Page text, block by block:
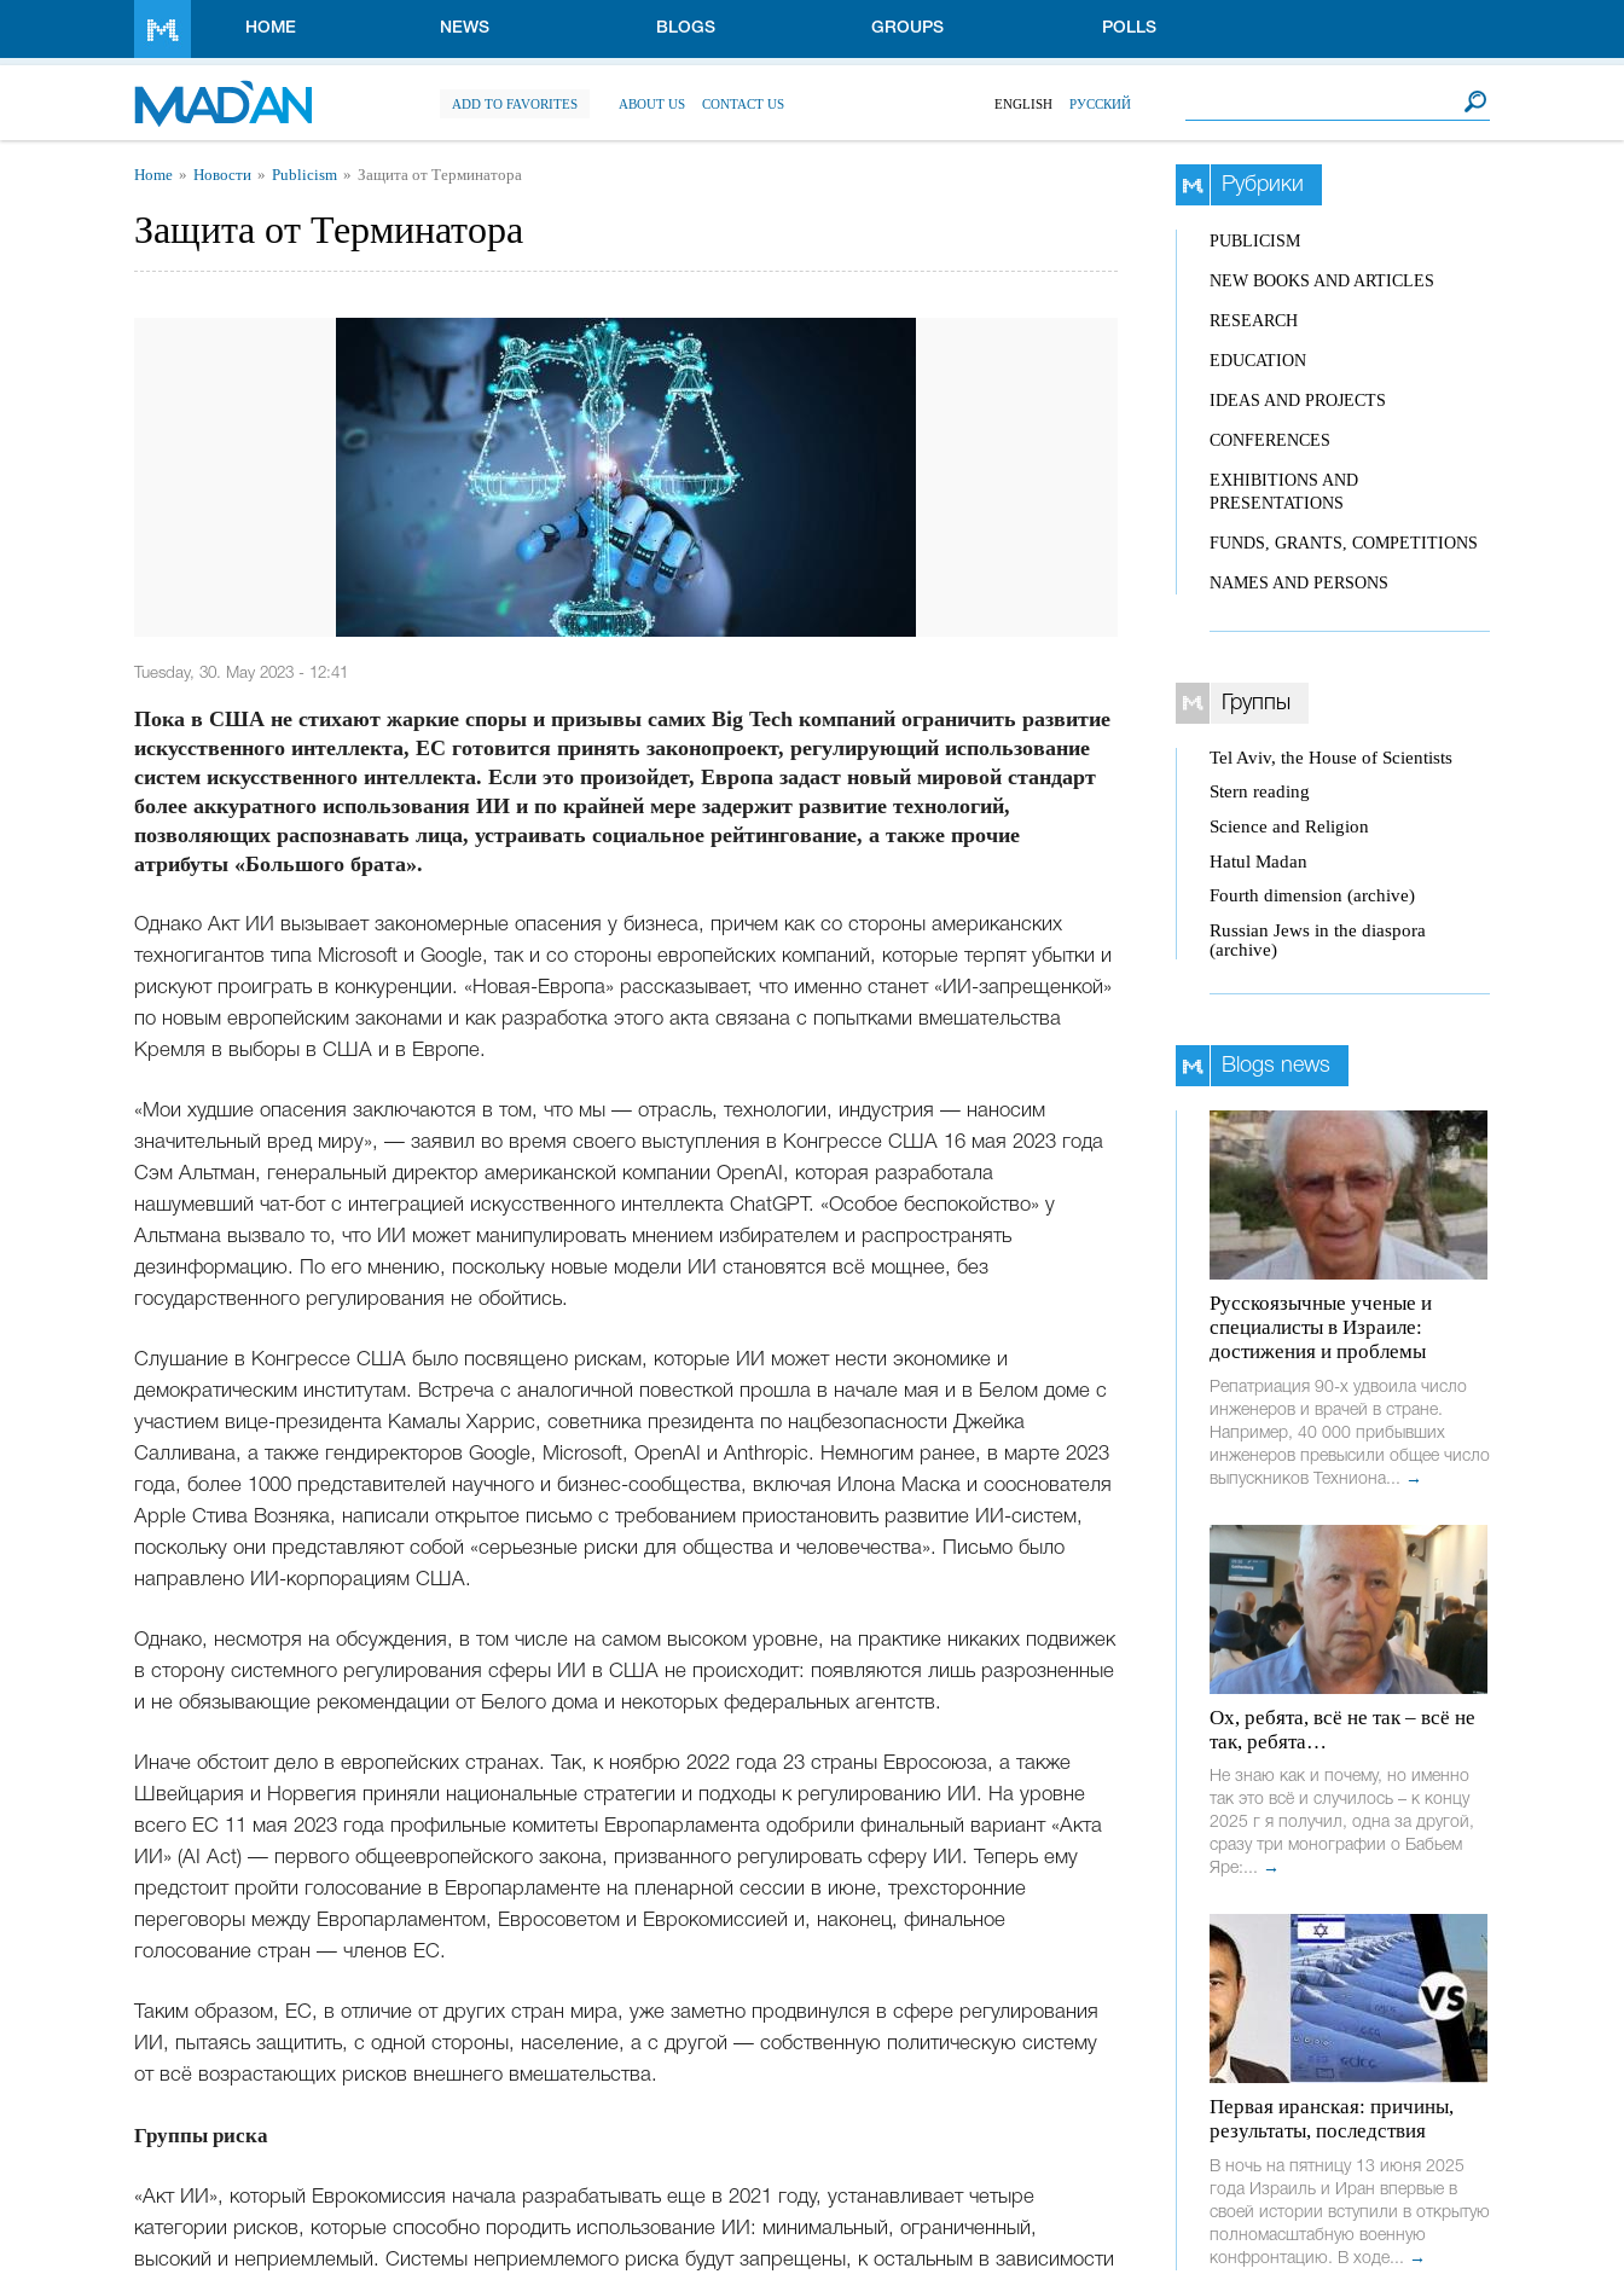
HOME NEWS BLOGS GROUPS POLLS
ADD TO FAVORITES ABOUT US CONTACT US ENGLISH РУССКИЙ
You are here
Home Новости Publicism Защита от Терминатора
Защита от Терминатора
Tuesday, 30. May 2023 - 12:41
Пока в США не стихают жаркие споры и призывы самих Big Tech компаний ограничить развитие
искусственного интеллекта, ЕС готовится принять законопроект, регулирующий использование
систем искусственного интеллекта. Если это произойдет, Европа задаст новый мировой стандарт
более аккуратного использования ИИ и по крайней мере задержит развитие технологий,
позволяющих распознавать лица, устраивать социальное рейтингование, а также прочие
атрибуты «Большого брата».
Однако Акт ИИ вызывает закономерные опасения у бизнеса, причем как со стороны американских
техногигантов типа Microsoft и Google, так и со стороны европейских компаний, которые терпят убытки и
рискуют проиграть в конкуренции. «Новая-Европа» рассказывает, что именно станет «ИИ-запрещенкой»
по новым европейским законами и как разработка этого акта связана с попытками вмешательства
Кремля в выборы в США и в Европе.
«Мои худшие опасения заключаются в том, что мы — отрасль, технологии, индустрия — наносим
значительный вред миру», — заявил во время своего выступления в Конгрессе США 16 мая 2023 года
Сэм Альтман, генеральный директор американской компании OpenAI, которая разработала
нашумевший чат-бот с интеграцией искусственного интеллекта ChatGPT. «Особое беспокойство» у
Альтмана вызвало то, что ИИ может манипулировать мнением избирателем и распространять
дезинформацию. По его мнению, поскольку новые модели ИИ становятся всё мощнее, без
государственного регулирования не обойтись.
Слушание в Конгрессе США было посвящено рискам, которые ИИ может нести экономике и
демократическим институтам. Встреча с аналогичной повесткой прошла в начале мая и в Белом доме с
участием вице-президента Камалы Харрис, советника президента по нацбезопасности Джейка
Салливана, а также гендиректоров Google, Microsoft, OpenAI и Anthropic. Немногим ранее, в марте 2023
года, более 1000 представителей научного и бизнес-сообщества, включая Илона Маска и сооснователя
Apple Стива Возняка, написали открытое письмо с требованием приостановить развитие ИИ-систем,
поскольку они представляют собой «серьезные риски для общества и человечества». Письмо было
направлено ИИ-корпорациям США.
Однако, несмотря на обсуждения, в том числе на самом высоком уровне, на практике никаких подвижек
в сторону системного регулирования сферы ИИ в США не происходит: появляются лишь разрозненные
и не обязывающие рекомендации от Белого дома и некоторых федеральных агентств.
Иначе обстоит дело в европейских странах. Так, к ноябрю 2022 года 23 страны Евросоюза, а также
Швейцария и Норвегия приняли национальные стратегии и подходы к регулированию ИИ. На уровне
всего ЕС 11 мая 2023 года профильные комитеты Европарламента одобрили финальный вариант «Акта
ИИ» (AI Act) — первого общеевропейского закона, призванного регулировать сферу ИИ. Теперь ему
предстоит пройти голосование в Европарламенте на пленарной сессии в июне, трехсторонние
переговоры между Европарламентом, Евросоветом и Еврокомиссией и, наконец, финальное
голосование стран — членов ЕС.
Таким образом, ЕС, в отличие от других стран мира, уже заметно продвинулся в сфере регулирования
ИИ, пытаясь защитить, с одной стороны, население, а с другой — собственную политическую систему
от всё возрастающих рисков внешнего вмешательства.
Группы риска
«Акт ИИ», который Еврокомиссия начала разрабатывать еще в 2021 году, устанавливает четыре
категории рисков, которые способно породить использование ИИ: минимальный, ограниченный,
высокий и неприемлемый. Системы неприемлемого риска будут запрещены, к остальным в зависимости
Рубрики
PUBLICISM
NEW BOOKS AND ARTICLES
RESEARCH
EDUCATION
IDEAS AND PROJECTS
CONFERENCES
EXHIBITIONS AND
PRESENTATIONS
FUNDS, GRANTS, COMPETITIONS
NAMES AND PERSONS
Группы
Tel Aviv, the House of Scientists
Stern reading
Science and Religion
Hatul Madan
Fourth dimension (archive)
Russian Jews in the diaspora
(archive)
Blogs news
Русскоязычные ученые и
специалисты в Израиле:
достижения и проблемы
Репатриация 90-х удвоила число
инженеров и врачей в стране.
Например, 40 000 прибывших
инженеров превысили общее число
выпускников Техниона... →
Ох, ребята, всё не так – всё не
так, ребята…
Не знаю как и почему, но именно
так это всё и случилось – к концу
2025 г я получил, одна за другой,
сразу три монографии о Бабьем
Яре:... →
Первая иранская: причины,
результаты, последствия
В ночь на пятницу 13 июня 2025
года Израиль и Иран впервые в
своей истории вступили в открытую
полномасштабную военную
конфронтацию. В ходе... →